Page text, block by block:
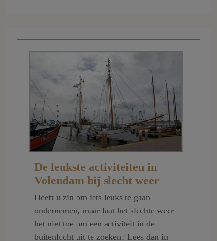
De leukste activiteiten in
Volendam bij slecht weer
Heeft u zin om iets leuks te gaan
ondernemen, maar laat het slechte weer
het niet toe om een activiteit in de
buitenlucht uit te zoeken? Lees dan in